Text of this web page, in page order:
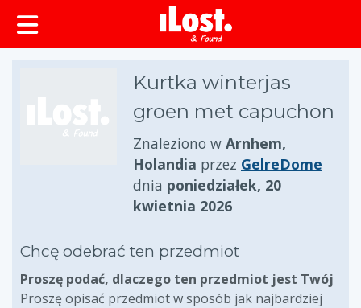
zawartości
Kurtka winterjas
groen met capuchon
Znaleziono w Arnhem,
Holandia przez GelreDome
dnia poniedziałek, 20
kwietnia 2026
Chcę odebrać ten przedmiot
Proszę podać, dlaczego ten przedmiot jest Twój
Proszę opisać przedmiot w sposób jak najbardziej